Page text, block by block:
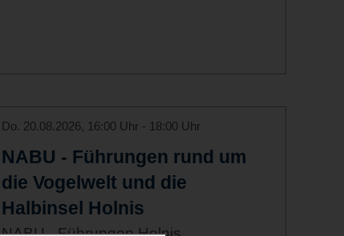
Do. 20.08.2026, 16:00 Uhr - 18:00 Uhr
NABU - Führungen rund um
die Vogelwelt und die
Halbinsel Holnis